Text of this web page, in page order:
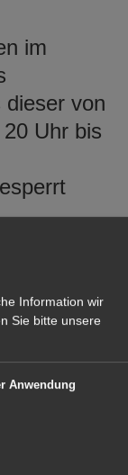
im
dieser von
Uhr bis
bzw.
3320
Information wir
Sie bitte unsere
Anwendung